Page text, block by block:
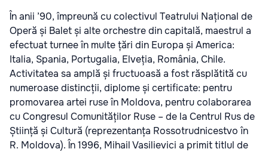
În anii ’90, împreună cu colectivul Teatrului Național de
Operă și Balet și alte orchestre din capitală, maestrul a
efectuat turnee în multe țări din Europa și America:
Italia, Spania, Portugalia, Elveția, România, Chile.
Activitatea sa amplă și fructuoasă a fost răsplătită cu
numeroase distincții, diplome și certificate: pentru
promovarea artei ruse în Moldova, pentru colaborarea
cu Congresul Comunităților Ruse – de la Centrul Rus de
Știință și Cultură (reprezentanța Rossotrudnicestvo în
R. Moldova). În 1996, Mihail Vasilievici a primit titlul de